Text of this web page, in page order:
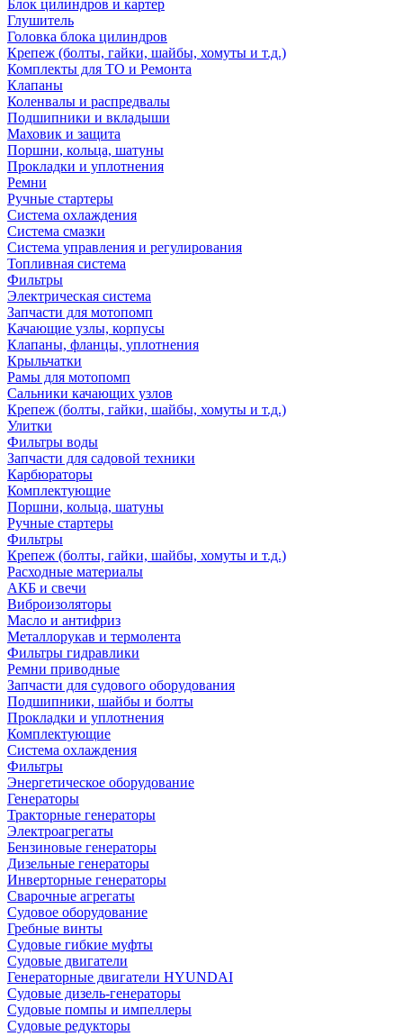
Блок цилиндров и картер
Глушитель
Головка блока цилиндров
Крепеж (болты, гайки, шайбы, хомуты и т.д.)
Комплекты для ТО и Ремонта
Клапаны
Коленвалы и распредвалы
Подшипники и вкладыши
Маховик и защита
Поршни, кольца, шатуны
Прокладки и уплотнения
Ремни
Ручные стартеры
Система охлаждения
Система смазки
Система управления и регулирования
Топливная система
Фильтры
Электрическая система
Запчасти для мотопомп
Качающие узлы, корпусы
Клапаны, фланцы, уплотнения
Крыльчатки
Рамы для мотопомп
Сальники качающих узлов
Крепеж (болты, гайки, шайбы, хомуты и т.д.)
Улитки
Фильтры воды
Запчасти для садовой техники
Карбюраторы
Комплектующие
Поршни, кольца, шатуны
Ручные стартеры
Фильтры
Крепеж (болты, гайки, шайбы, хомуты и т.д.)
Расходные материалы
АКБ и свечи
Виброизоляторы
Масло и антифриз
Металлорукав и термолента
Фильтры гидравлики
Ремни приводные
Запчасти для судового оборудования
Подшипники, шайбы и болты
Прокладки и уплотнения
Комплектующие
Система охлаждения
Фильтры
Энергетическое оборудование
Генераторы
Тракторные генераторы
Электроагрегаты
Бензиновые генераторы
Дизельные генераторы
Инверторные генераторы
Сварочные агрегаты
Судовое оборудование
Гребные винты
Судовые гибкие муфты
Судовые двигатели
Генераторные двигатели HYUNDAI
Судовые дизель-генераторы
Судовые помпы и импеллеры
Судовые редукторы